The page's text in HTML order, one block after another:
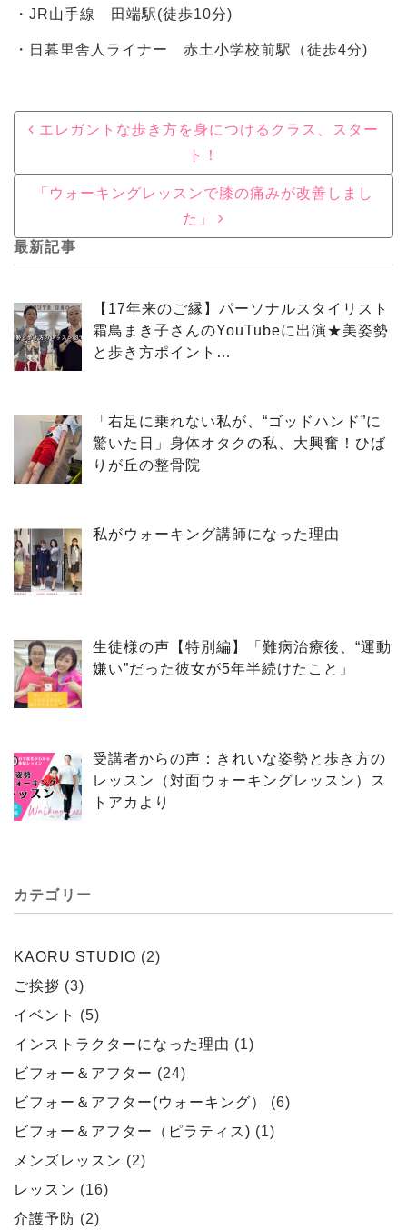
・JR山手線 田端駅(徒歩10分)
・日暮里舎人ライナー 赤土小学校前駅（徒歩4分)
Post navigation
エレガントな歩き方を身につけるクラス、スター
ト！
「ウォーキングレッスンで膝の痛みが改善しまし
た」
最新記事
【17年来のご縁】パーソナルスタイリスト
霜鳥まき子さんのYouTubeに出演★美姿勢
と歩き方ポイント…
「右足に乗れない私が、“ゴッドハンド”に
驚いた日」身体オタクの私、大興奮！ひば
りが丘の整骨院
私がウォーキング講師になった理由
生徒様の声【特別編】「難病治療後、“運動
嫌い”だった彼女が5年半続けたこと」
受講者からの声：きれいな姿勢と歩き方の
レッスン（対面ウォーキングレッスン）ス
トアカより
カテゴリー
KAORU STUDIO (2)
ご挨拶 (3)
イベント
(5)
インストラクターになった理由 (1)
ビフォー＆アフター (24)
ビフォー＆アフター(ウォーキング）
(6)
ビフォー＆アフター（ピラティス) (1)
メンズレッスン (2)
レッスン (16)
介護予防 (2)